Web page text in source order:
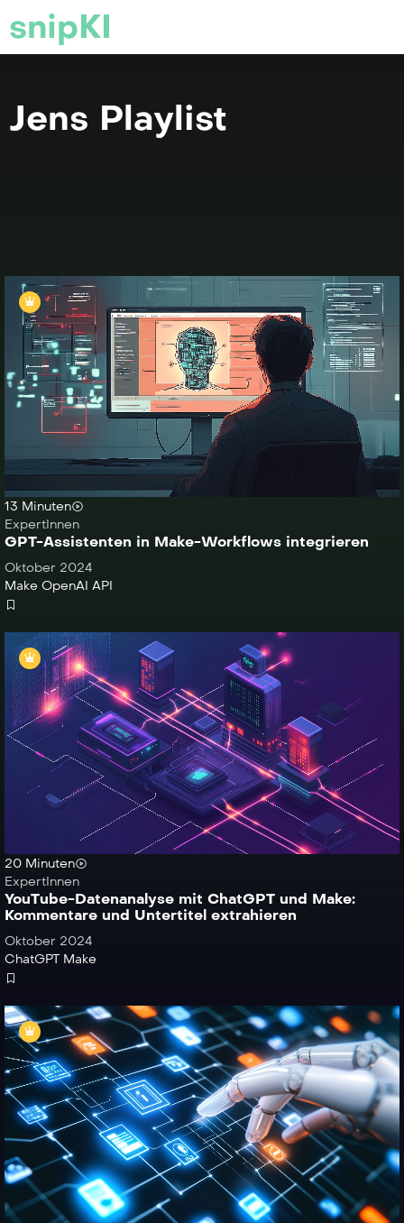
snipKI
Jens Playlist
13 Minuten
ExpertInnen
GPT-Assistenten in Make-Workflows integrieren
Oktober 2024
Make OpenAI API
20 Minuten
ExpertInnen
YouTube-Datenanalyse mit ChatGPT und Make:
Kommentare und Untertitel extrahieren
Oktober 2024
ChatGPT Make